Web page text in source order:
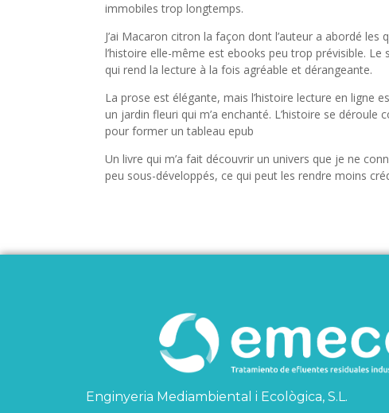
immobiles trop longtemps.
J’ai Macaron citron la façon dont l’auteur a abordé
l’histoire elle-même est ebooks peu trop prévisible.
qui rend la lecture à la fois agréable et dérangeante.
La prose est élégante, mais l’histoire lecture en ligne
un jardin fleuri qui m’a enchanté. L’histoire se
pour former un tableau epub
Un livre qui m’a fait découvrir un univers que je ne
peu sous-développés, ce qui peut les rendre moins
Enginyeria Mediambiental i Ecològica, S.L.